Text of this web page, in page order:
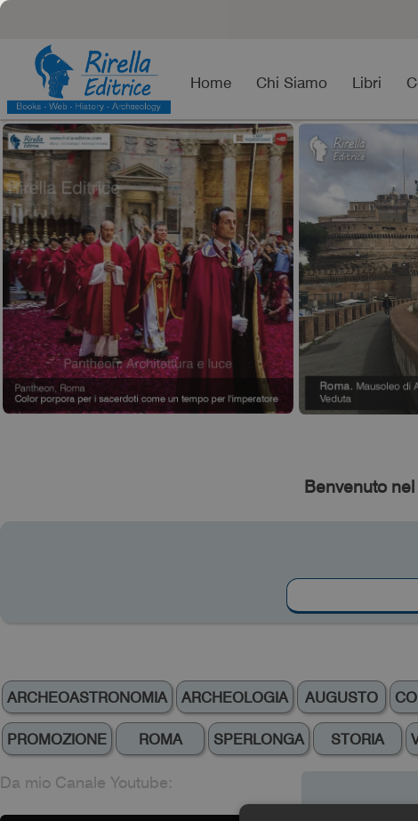
Home Chi Siamo Libri
Benvenuto
ARCHEOASTRONOMIA ARCHEOLOGIA AUGUSTO
PROMOZIONE ROMA SPERLONGA STORIA
Da mio Canale Youtube: